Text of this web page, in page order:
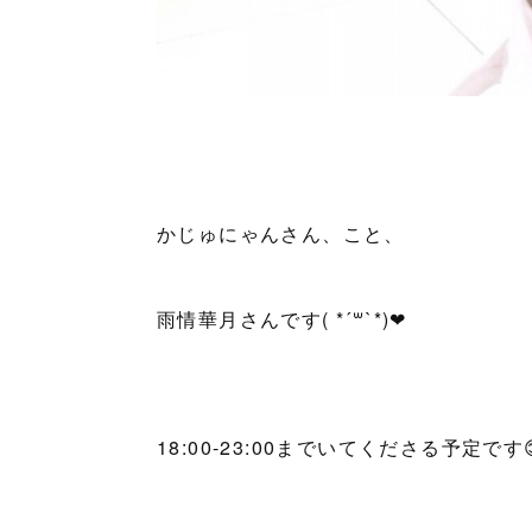
かじゅにゃんさん、こと、
雨情華月さんです( *´꒳`*)❤
18:00-23:00までいてくださる予定です